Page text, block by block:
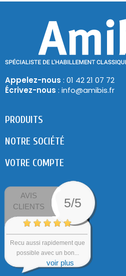
Appelez-nous : 01 42 21 07 72
Écrivez-nous : info@amibis.fr
PRODUITS
NOTRE SOCIÉTÉ
VOTRE COMPTE
AVIS
CLIENTS
5/5
Recu aussi rapidement que
possible avec un bon...
voir plus